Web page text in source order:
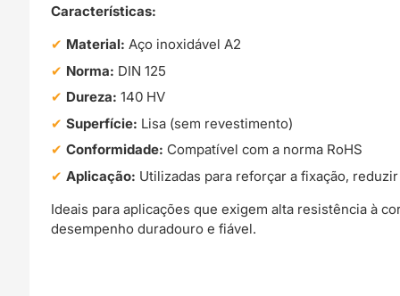
Características:
Material: Aço inoxidável A2
Norma: DIN 125
Dureza: 140 HV
Superfície: Lisa (sem revestimento)
Conformidade: Compatível com a norma RoHS
Aplicação: Utilizadas para reforçar a fixação,
Ideais para aplicações que exigem alta resistência à
desempenho duradouro e fiável.